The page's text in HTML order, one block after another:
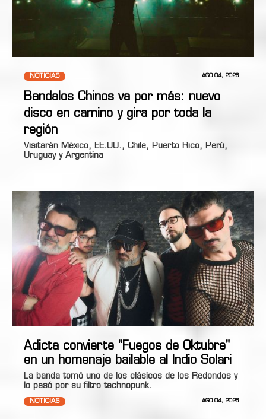
NOTICIAS AGO 04, 2026
Bandalos Chinos va por más: nuevo
disco en camino y gira por toda la
región
Visitarán México, EE.UU., Chile, Puerto Rico, Perú,
Uruguay y Argentina
Adicta convierte "Fuegos de Oktubre"
en un homenaje bailable al Indio Solari
La banda tomó uno de los clásicos de los Redondos y
lo pasó por su filtro technopunk.
NOTICIAS AGO 04, 2026